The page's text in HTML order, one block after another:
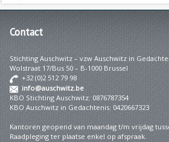
Contact
Stichting Auschwitz – vzw Auschwitz in
Wolstraat 17/Bus 50 – B-1000 Brussel
+32 (0)2 512 79 98
info@auschwitz.be
KBO Stichting Auschwitz: 0876787354
KBO Auschwitz in Gedachtenis: 0420667323
Kantoren geopend van maandag t/m vrijdag
Raadpleging ter plaatse enkel op afspraak.